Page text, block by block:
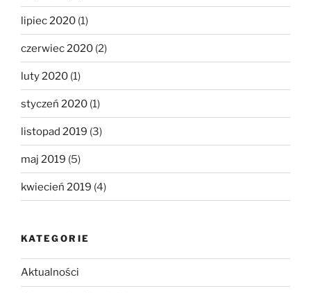
lipiec 2020 (1)
czerwiec 2020 (2)
luty 2020 (1)
styczeń 2020 (1)
listopad 2019 (3)
maj 2019 (5)
kwiecień 2019 (4)
KATEGORIE
Aktualności